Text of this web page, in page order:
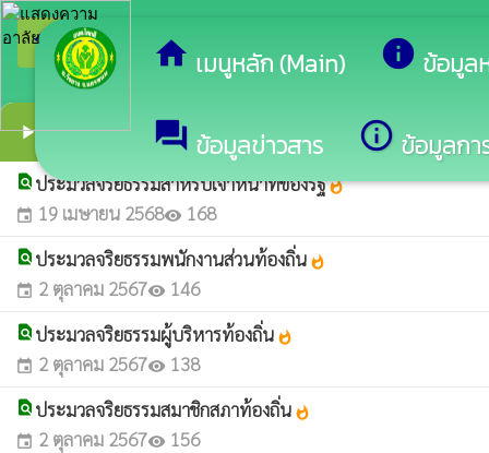
home เมนูหลัก (Main) info ข้อมูล
forum ข้อมูลข่าวสาร info_outline ข้อมูลก
arrow_back_iosกลับเมนูหลัก
play_arrowประมวลจริยธรรมสำหรับเจ้าหน้าที่ของรัฐ
find_in_page ประมวลจริยธรรมสำหรับเจ้าหน้าที่ของรัฐwhatshot
event 19 เมษายน 2568visibility 168
find_in_page ประมวลจริยธรรมพนักงานส่วนท้องถิ่น whatshot
event 2 ตุลาคม 2567visibility 146
find_in_page ประมวลจริยธรรมผู้บริหารท้องถิ่น whatshot
event 2 ตุลาคม 2567visibility 138
find_in_page ประมวลจริยธรรมสมาชิกสภาท้องถิ่น whatshot
event 2 ตุลาคม 2567visibility 156